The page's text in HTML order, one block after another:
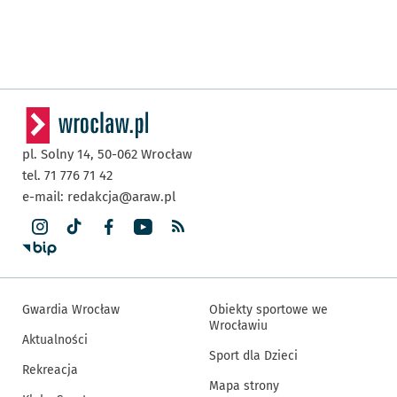
pl. Solny 14, 50-062 Wrocław
tel. 71 776 71 42
e-mail: redakcja@araw.pl
Gwardia Wrocław
Aktualności
Rekreacja
Obiekty sportowe we
Wrocławiu
Sport dla Dzieci
Mapa strony